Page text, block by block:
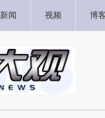
新闻 视频 博